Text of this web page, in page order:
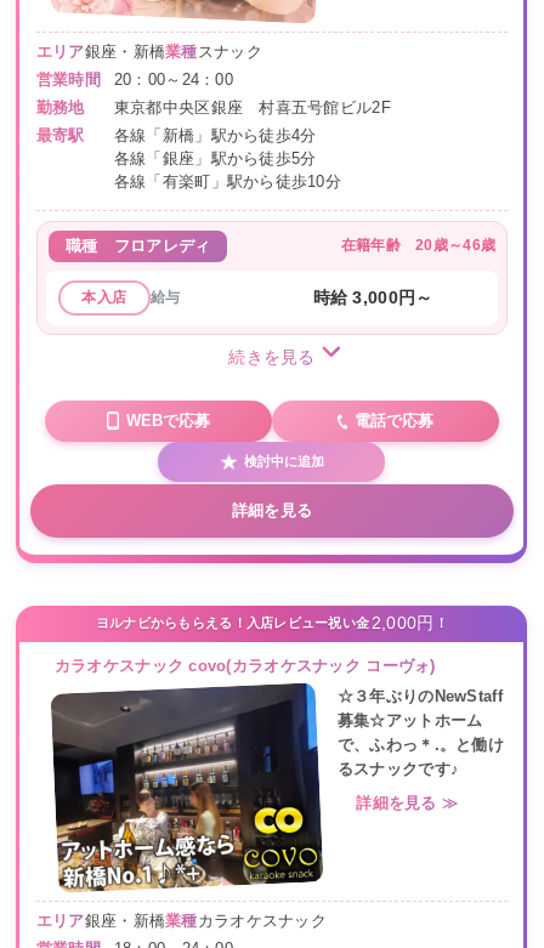
エリア銀座・新橋業種スナック
営業時間
20：00～24：00
勤務地
東京都中央区銀座 村喜五号館ビル2F
最寄駅
各線「新橋」駅から徒歩4分
各線「銀座」駅から徒歩5分
各線「有楽町」駅から徒歩10分
職種 フロアレディ 在籍年齢20歳～46歳
本入店 給与 時給 3,000円～
続きを見る
WEBで応募 電話で応募
検討中に追加
詳細を見る
ヨルナビからもらえる！入店レビュー祝い金 2,000円 ！
カラオケスナック covo(カラオケスナック コーヴォ)
☆３年ぶりのNewStaff
募集☆アットホーム
で、ふわっ＊.。と働け
るスナックです♪
詳細を見る ≫
エリア銀座・新橋業種カラオケスナック